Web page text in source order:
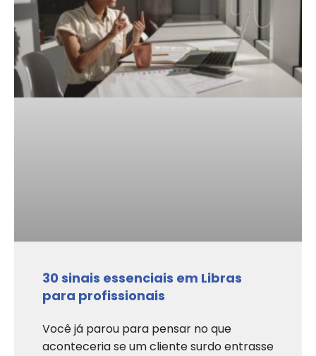
30 sinais essenciais em Libras
para profissionais
Você já parou para pensar no que
aconteceria se um cliente surdo entrasse